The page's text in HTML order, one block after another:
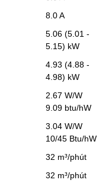
8.0 A
5.06 (5.01 -
5.15) kW
4.93 (4.88 -
4.98) kW
2.67 W/W
9.09 btu/hW
3.04 W/W
10/45 Btu/hW
32 m³/phút
32 m³/phút